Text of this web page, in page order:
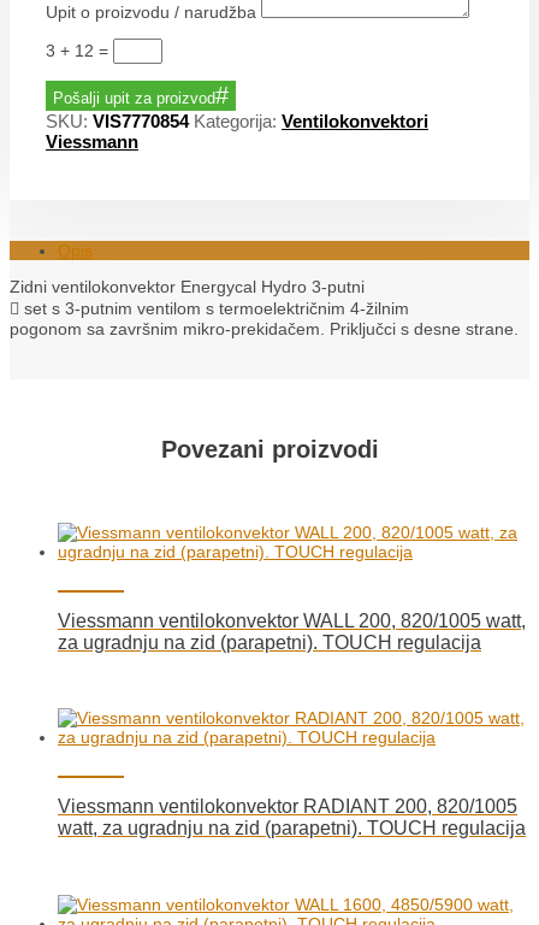
Upit o proizvodu / narudžba
3 + 12 =
Pošalji upit za proizvod
SKU: VIS7770854 Kategorija: Ventilokonvektori
Viessmann
Opis
Zidni ventilokonvektor Energycal Hydro 3-putni
 set s 3-putnim ventilom s termoelektričnim 4-žilnim
pogonom sa završnim mikro-prekidačem. Priključci s desne strane.
Povezani proizvodi
Viessmann ventilokonvektor WALL 200, 820/1005 watt,
za ugradnju na zid (parapetni). TOUCH regulacija
Viessmann ventilokonvektor RADIANT 200, 820/1005
watt, za ugradnju na zid (parapetni). TOUCH regulacija